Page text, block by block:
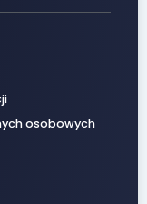
osobowych